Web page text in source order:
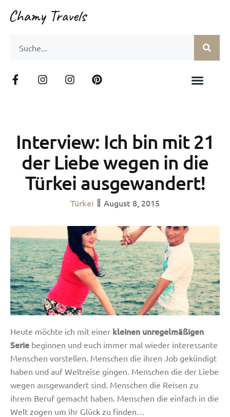
Interview: Ich bin mit 21
der Liebe wegen in die
Türkei ausgewandert!
Türkei August 8, 2015
Heute möchte ich mit einer kleinen unregelmäßigen
Serie beginnen und euch immer mal wieder interessante
Menschen vorstellen. Menschen die ihren Job gekündigt
haben und auf Weltreise gingen. Menschen die der Liebe
wegen ausgewandert sind. Menschen die Reisen zu
ihrem Beruf gemacht haben. Menschen die einfach in die
Welt zogen um ihr Glück zu finden…